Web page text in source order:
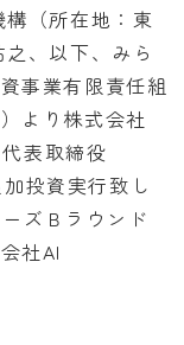
（所在地：東
、以下、みら
事業有限責任組
より株式会社
表取締役
投資実行致し
ズＢラウンド
社AI